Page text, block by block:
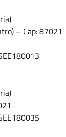
– Cap: 87021